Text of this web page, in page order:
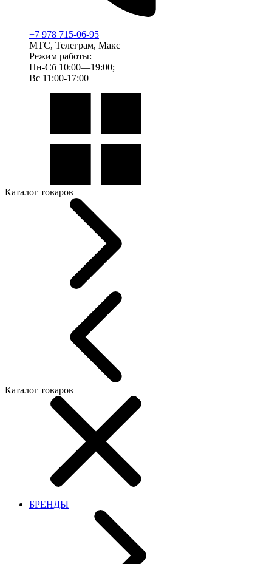
+7 978 715-06-95
МТС, Телеграм, Макс
Режим работы:
Пн-Сб 10:00—19:00;
Вс 11:00-17:00
Каталог товаров
Каталог товаров
БРЕНДЫ